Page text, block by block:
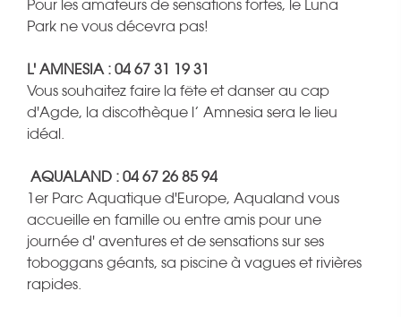
Pour les amateurs de sensations fortes, le Luna
Park ne vous décevra pas!
L' AMNESIA : 04 67 31 19 31
Vous souhaitez faire la fête et danser au cap
d'Agde, la discothèque l’ Amnesia sera le lieu
idéal.
AQUALAND : 04 67 26 85 94
1er Parc Aquatique d'Europe, Aqualand vous
accueille en famille ou entre amis pour une
journée d' aventures et de sensations sur ses
toboggans géants, sa piscine à vagues et rivières
rapides.